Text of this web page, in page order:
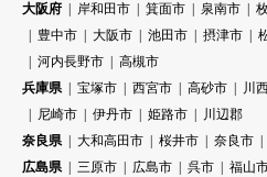
大阪府
岸和田市 箕面市 泉南市
豊中市
大阪市 池田市 摂津市
河内長野市
高槻市
兵庫県
宝塚市 西宮市 高砂市 川
尼崎市
伊丹市 姫路市
川辺郡
奈良県
大和高田市 桜井市 奈良市
広島県
三原市 広島市 呉市
福山